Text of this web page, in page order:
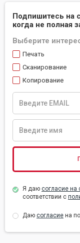
Подпишитесь на
когда не полная
Выберите
Печать
Сканирование
Копирование
Я даю согласие на
соответствии с
Даю согласие на